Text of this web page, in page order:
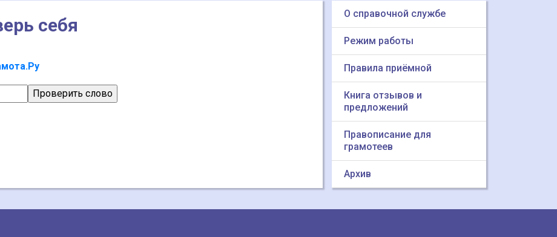
себя
О справочной службе
Режим работы
Правила приёмной
Книга отзывов и
предложений
Правописание для
грамотеев
Архив